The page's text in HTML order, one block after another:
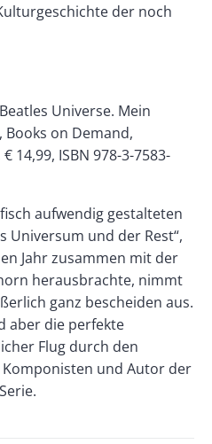
der noch
Universe. Mein
Books on Demand,
14,99, ISBN 978-3-7583-
aufwendig gestalteten
Universum und der Rest“,
Jahr zusammen mit der
herausbrachte, nimmt
ganz bescheiden aus.
aber die perfekte
Flug durch den
und Autor der